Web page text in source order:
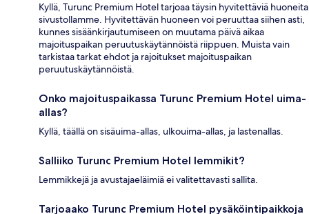
Kyllä, Turunc Premium Hotel tarjoaa täysin hyvitettäviä huoneita
sivustollamme. Hyvitettävän huoneen voi peruuttaa siihen asti,
kunnes sisäänkirjautumiseen on muutama päivä aikaa
majoituspaikan peruutuskäytännöistä riippuen. Muista vain
tarkistaa tarkat ehdot ja rajoitukset majoituspaikan
peruutuskäytännöistä.
Onko majoituspaikassa Turunc Premium Hotel uima-
allas?
Kyllä, täällä on sisäuima-allas, ulkouima-allas, ja lastenallas.
Salliiko Turunc Premium Hotel lemmikit?
Lemmikkejä ja avustajaeläimiä ei valitettavasti sallita.
Tarjoaako Turunc Premium Hotel pysäköintipaikkoja